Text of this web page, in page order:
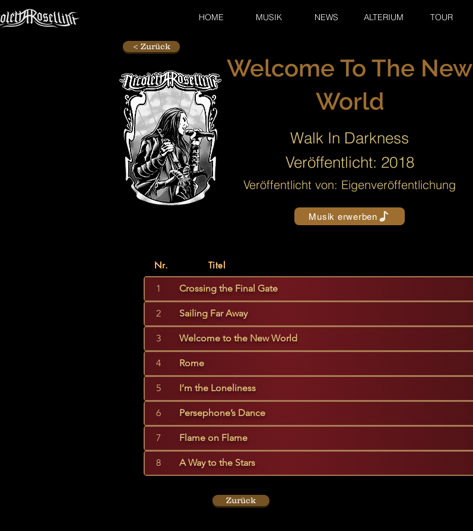
HOME MUSIK NEWS ALTERIUM TOUR
< Zurück
Welcome To The New
World
Walk In Darkness
Veröffentlicht: 2018
Veröffentlicht von: Eigenveröffentlichung
Musik erwerben
Nr. Titel
1 Crossing the Final Gate
2 Sailing Far Away
3 Welcome to the New World
4 Rome
5 I’m the Loneliness
6 Persephone’s Dance
7 Flame on Flame
8 A Way to the Stars
Zurück